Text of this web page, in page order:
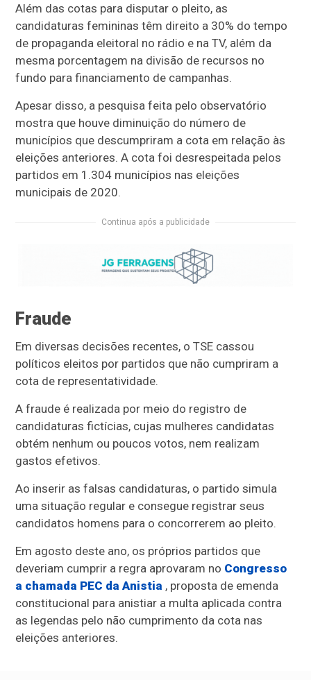
Além das cotas para disputar o pleito, as
candidaturas femininas têm direito a 30% do tempo
de propaganda eleitoral no rádio e na TV, além da
mesma porcentagem na divisão de recursos no
fundo para financiamento de campanhas.
Apesar disso, a pesquisa feita pelo observatório
mostra que houve diminuição do número de
municípios que descumpriram a cota em relação às
eleições anteriores. A cota foi desrespeitada pelos
partidos em 1.304 municípios nas eleições
municipais de 2020.
Continua após a publicidade
Fraude
Em diversas decisões recentes, o TSE cassou
políticos eleitos por partidos que não cumpriram a
cota de representatividade.
A fraude é realizada por meio do registro de
candidaturas fictícias, cujas mulheres candidatas
obtém nenhum ou poucos votos, nem realizam
gastos efetivos.
Ao inserir as falsas candidaturas, o partido simula
uma situação regular e consegue registrar seus
candidatos homens para o concorrerem ao pleito.
Em agosto deste ano, os próprios partidos que
deveriam cumprir a regra aprovaram no Congresso
a chamada PEC da Anistia , proposta de emenda
constitucional para anistiar a multa aplicada contra
as legendas pelo não cumprimento da cota nas
eleições anteriores.